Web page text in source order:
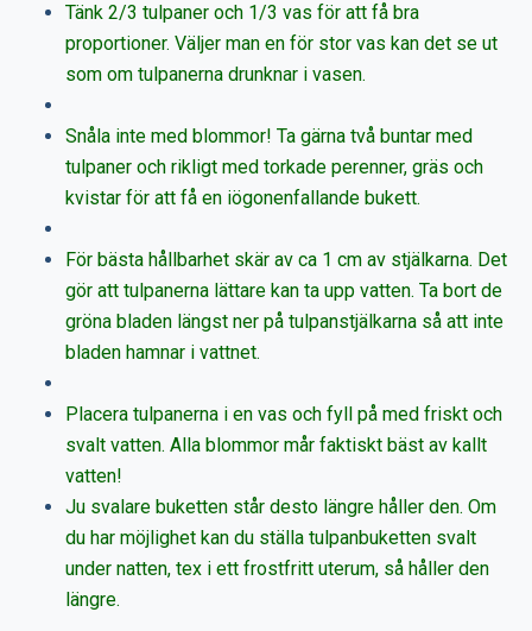
Tänk 2/3 tulpaner och 1/3 vas för att få bra
proportioner. Väljer man en för stor vas kan det se ut
som om tulpanerna drunknar i vasen.
Snåla inte med blommor! Ta gärna två buntar med
tulpaner och rikligt med torkade perenner, gräs och
kvistar för att få en iögonenfallande bukett.
För bästa hållbarhet skär av ca 1 cm av stjälkarna. Det
gör att tulpanerna lättare kan ta upp vatten. Ta bort de
gröna bladen längst ner på tulpanstjälkarna så att inte
bladen hamnar i vattnet.
Placera tulpanerna i en vas och fyll på med friskt och
svalt vatten. Alla blommor mår faktiskt bäst av kallt
vatten!
Ju svalare buketten står desto längre håller den. Om
du har möjlighet kan du ställa tulpanbuketten svalt
under natten, tex i ett frostfritt uterum, så håller den
längre.